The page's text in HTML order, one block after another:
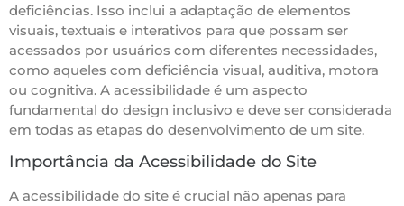
deficiências. Isso inclui a adaptação de elementos
visuais, textuais e interativos para que possam ser
acessados por usuários com diferentes necessidades,
como aqueles com deficiência visual, auditiva, motora
ou cognitiva. A acessibilidade é um aspecto
fundamental do design inclusivo e deve ser considerada
em todas as etapas do desenvolvimento de um site.
Importância da Acessibilidade do Site
A acessibilidade do site é crucial não apenas para